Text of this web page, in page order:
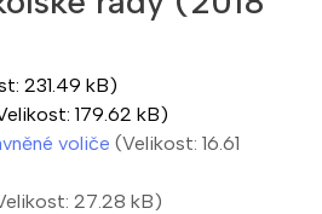
231.49 kB)
179.62 kB)
voliče (Velikost: 16.61
27.28 kB)